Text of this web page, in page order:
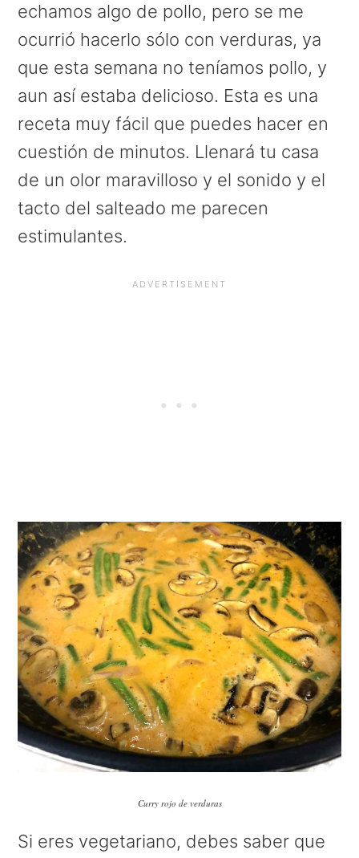
a
v
g
t
o
n
e
n
t
d
e
b
r
echamos algo de pollo, pero se me
ocurrió hacerlo sólo con verduras, ya
que esta semana no teníamos pollo, y
aun así estaba delicioso. Esta es una
receta muy fácil que puedes hacer en
cuestión de minutos. Llenará tu casa
de un olor maravilloso y el sonido y el
tacto del salteado me parecen
estimulantes.
Curry rojo de verduras
Si eres vegetariano, debes saber que